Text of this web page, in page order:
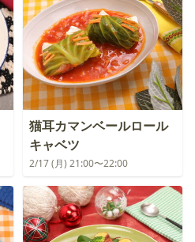
猫耳カマンベールロール
キャベツ
2/17 (月) 21:00〜22:00